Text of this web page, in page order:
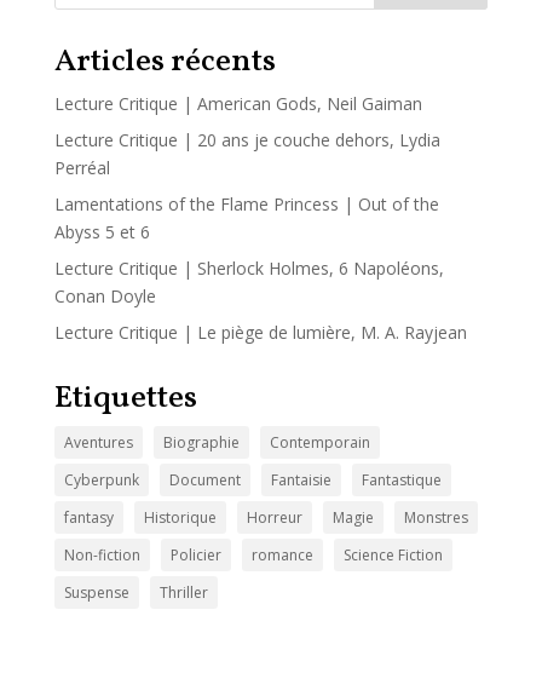
Articles récents
Lecture Critique | American Gods, Neil Gaiman
Lecture Critique | 20 ans je couche dehors, Lydia
Perréal
Lamentations of the Flame Princess | Out of the
Abyss 5 et 6
Lecture Critique | Sherlock Holmes, 6 Napoléons,
Conan Doyle
Lecture Critique | Le piège de lumière, M. A. Rayjean
Etiquettes
Aventures Biographie
Contemporain
Cyberpunk
Document Fantaisie
Fantastique
fantasy
Historique Horreur Magie
Monstres
Non-fiction
Policier romance
Science Fiction
Suspense
Thriller